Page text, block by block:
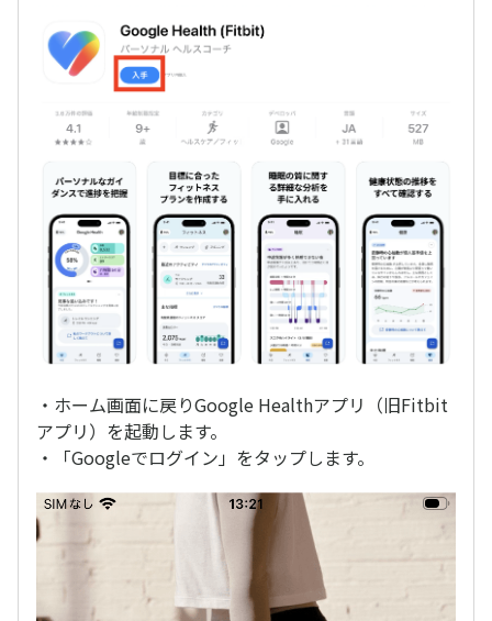
・ホーム画面に戻りGoogle Healthアプリ（旧Fitbit
アプリ）を起動します。
・「Googleでログイン」をタップします。